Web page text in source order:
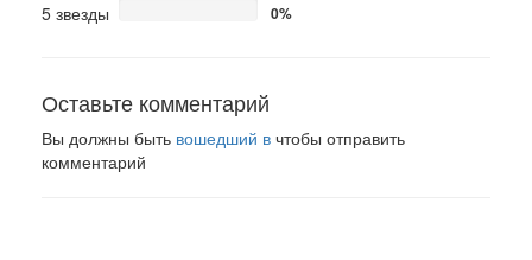
5 звезды 0%
Оставьте комментарий
Вы должны быть вошедший в чтобы отправить
комментарий